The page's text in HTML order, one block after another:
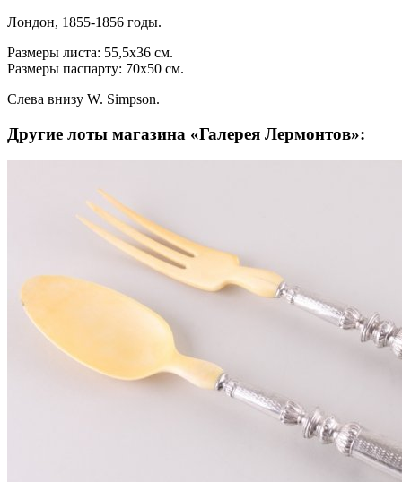
Лондон, 1855-1856 годы.
Размеры листа: 55,5x36 см.
Размеры паспарту: 70x50 см.
Слева внизу W. Simpson.
Другие лоты магазина «Галерея Лермонтов»: